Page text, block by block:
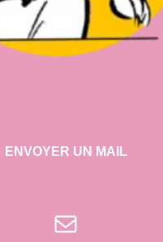
ENVOYER UN MAIL
E-mail